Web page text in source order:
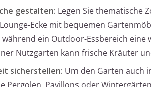
gestalten: Legen Sie thematische
Ecke mit bequemen
ein Outdoor-Essbereich
Nutzgarten kann frische Kräuter
sicherstellen: Um den Garten auch